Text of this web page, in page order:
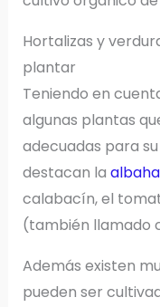
Hortalizas y
plantar
Teniendo en
algunas plantas
adecuadas para
destacan la
calabacín, el
(también llamado
Además existen
pueden ser